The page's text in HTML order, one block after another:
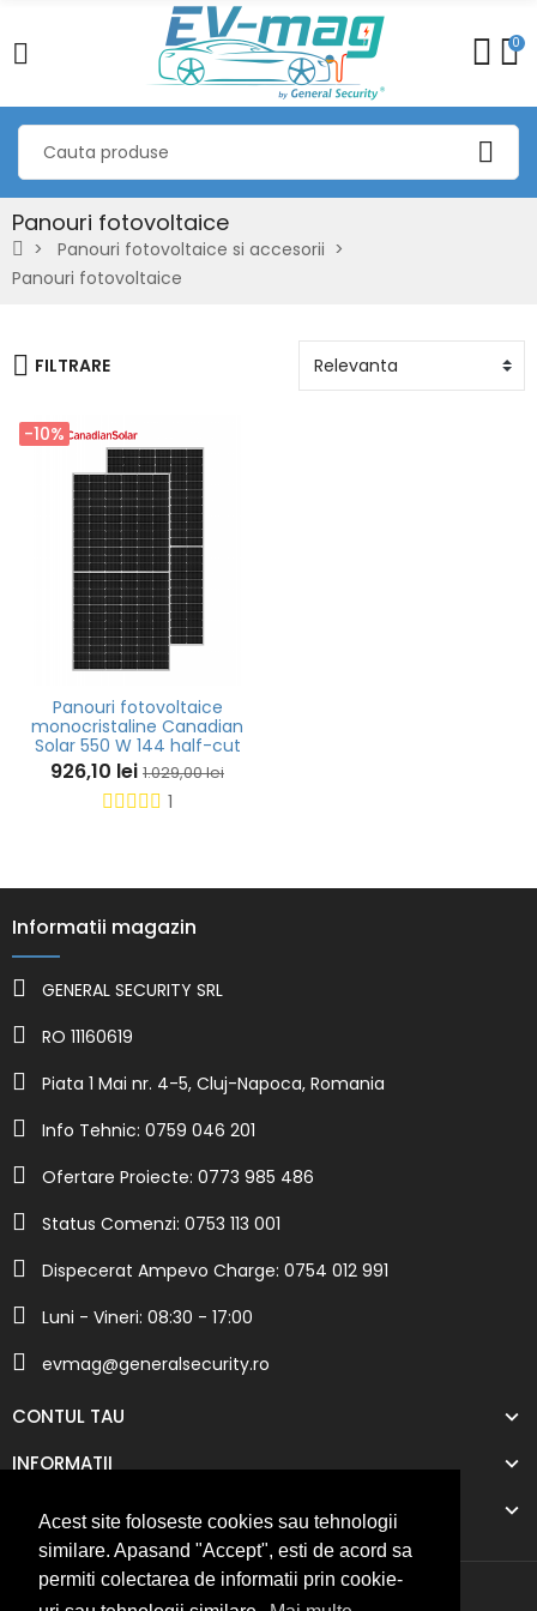
Acest site foloseste cookies sau tehnologii
similare. Apasand "Accept", esti de acord sa
permiti colectarea de informatii prin cookie-
0
Panouri fotovoltaice
Panouri fotovoltaice si accesorii
Panouri fotovoltaice
FILTRARE
-10%
Panouri fotovoltaice
monocristaline Canadian
Solar 550 W 144 half-cut
926,10 lei 1.029,00 lei
1
Informatii magazin
GENERAL SECURITY SRL
RO 11160619
Piata 1 Mai nr. 4-5, Cluj-Napoca, Romania
Info Tehnic: 0759 046 201
Ofertare Proiecte: 0773 985 486
Status Comenzi: 0753 113 001
Dispecerat Ampevo Charge: 0754 012 991
Luni - Vineri: 08:30 - 17:00
evmag@generalsecurity.ro
CONTUL TAU
INFORMATII
COMPANIA NOASTRA